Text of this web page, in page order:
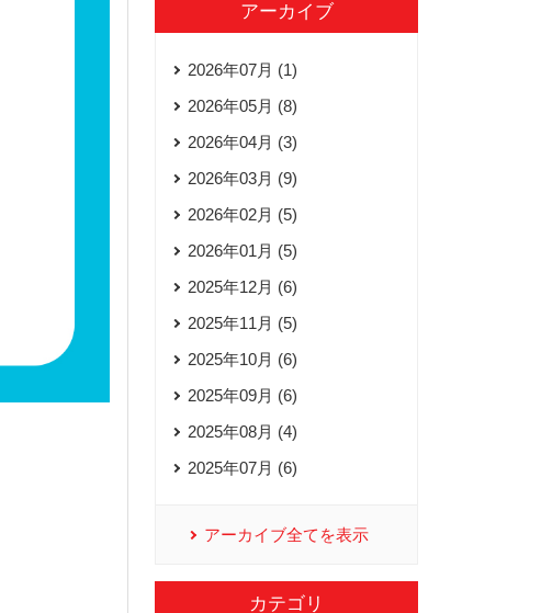
アーカイブ
2026年07月 (1)
2026年05月 (8)
2026年04月 (3)
2026年03月 (9)
2026年02月 (5)
2026年01月 (5)
2025年12月 (6)
2025年11月 (5)
2025年10月 (6)
2025年09月 (6)
2025年08月 (4)
2025年07月 (6)
アーカイブ全てを表示
カテゴリ